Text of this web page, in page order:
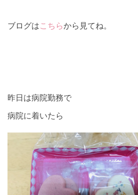
ブログはこちらから見てね。
昨日は病院勤務で
病院に着いたら